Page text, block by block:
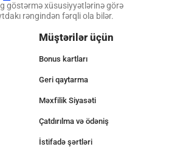
göstərmə xüsusiyyətlərinə görə
rəngindən fərqli ola bilər.
Müştərilər üçün
Bonus kartları
Geri qaytarma
Məxfilik Siyasəti
Çatdırılma və ödəniş
İstifadə şərtləri